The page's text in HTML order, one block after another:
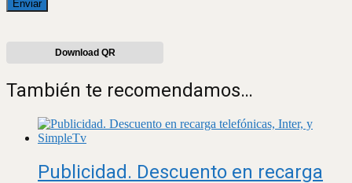
Download QR
También te recomendamos…
Publicidad. Descuento en recarga